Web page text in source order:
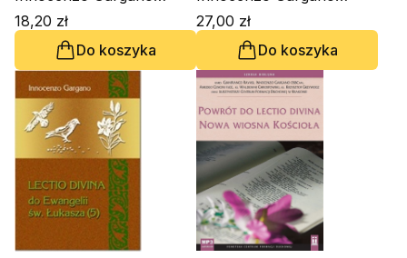
OSBCam.
18,20 zł
Do koszyka
OSBCam.
27,00 zł
Do koszyka